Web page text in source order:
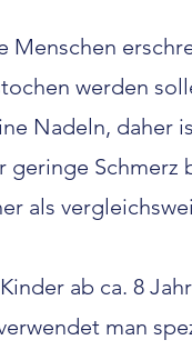
Menschen
werden
Nadeln, daher
geringe Schmerz
als
ab ca. 8
man